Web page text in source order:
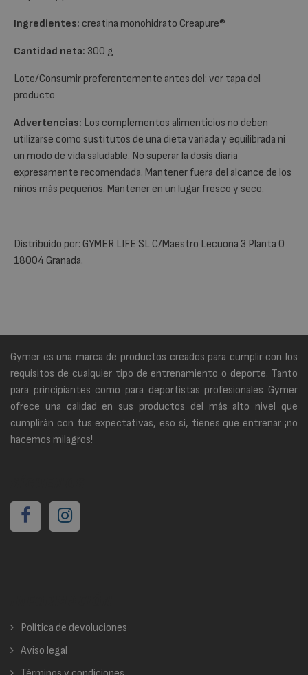
Ingredientes: creatina monohidrato Creapure®
Cantidad neta: 300 g
Lote/Consumir preferentemente antes del: ver tapa del
producto
Advertencias: Los complementos alimenticios no deben
utilizarse como sustitutos de una dieta variada y equilibrada ni
un modo de vida saludable. No superar la dosis diaria
expresamente recomendada. Mantener fuera del alcance de los
niños más pequeños. Mantener en un lugar fresco y seco.
Distribuido por: GYMER LIFE SL C/Maestro Lecuona 3 Planta 0
18004 Granada.
Gymer es una marca de productos creados para cumplir con los
requisitos de cualquier tipo de entrenamiento o deporte. Tanto
para principiantes como para deportistas profesionales Gymer
ofrece una calidad en sus productos del más alto nivel que
cumplirán con tus expectativas, eso sí, tienes que entrenar ¡no
hacemos milagros!
Política de devoluciones
Aviso legal